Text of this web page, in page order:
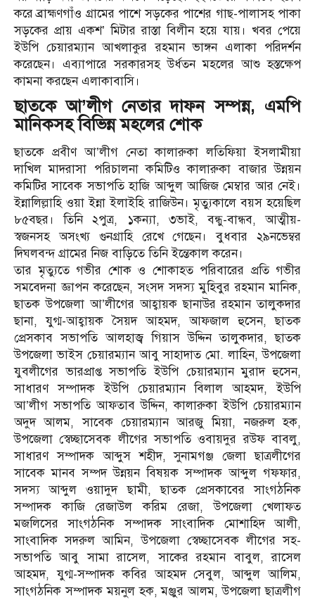
করে ব্রাহ্মণগাঁও গ্রামের পাশে সড়কের পাশের গাছ-পালাসহ পাকা
সড়কের প্রায় একশ’ মিটার রাস্তা বিলীন হয়ে যায়। খবর পেয়ে
ইউপি চেয়ারম্যান আখলাকুর রহমান ভাঙ্গন এলাকা পরিদর্শন
করেছেন। এব্যাপারে সরকারসহ উর্ধতন মহলের আশু হস্তক্ষেপ
কামনা করছেন এলাকাবাসি।
ছাতকে আ’লীগ নেতার দাফন সম্পন্ন, এমপি
মানিকসহ বিভিন্ন মহলের শোক
ছাতকে প্রবীণ আ’লীগ নেতা কালারুকা লতিফিয়া ইসলামীয়া
দাখিল মাদরাসা পরিচালনা কমিটিও কালারুকা বাজার উন্নয়ন
কমিটির সাবেক সভাপতি হাজি আব্দুল আজিজ মেম্বার আর নেই।
ইন্নালিল্লাহি ওয়া ইন্না ইলাইহি রাজিউন। মৃত্যুকালে বয়স হয়েছিল
৮৫বছর। তিনি ২পুত্র, ১কন্যা, ৩ভাই, বন্ধু-বান্ধব, আত্মীয়-
স্বজনসহ অসংখ্য গুনগ্রাহি রেখে গেছেন। বুধবার ২৯নভেম্বর
দিঘলবন্দ গ্রামের নিজ বাড়িতে তিনি ইন্তেকাল করেন।
তার মৃত্যুতে গভীর শোক ও শোকাহত পরিবারের প্রতি গভীর
সমবেদনা জ্ঞাপন করেছেন, সংসদ সদস্য মুহিবুর রহমান মানিক,
ছাতক উপজেলা আ’লীগের আহ্বায়ক ছানাউর রহমান তালুকদার
ছানা, যুগ্ম-আহ্বায়ক সৈয়দ আহমদ, আফজাল হুসেন, ছাতক
প্রেসকাব সভাপতি আলহাজ্ব গিয়াস উদ্দিন তালুকদার, ছাতক
উপজেলা ভাইস চেয়ারম্যান আবু সাহাদাত মো. লাহিন, উপজেলা
যুবলীগের ভারপ্রাপ্ত সভাপতি ইউপি চেয়ারম্যান মুরাদ হুসেন,
সাধারণ সম্পাদক ইউপি চেয়ারম্যান বিলাল আহমদ, ইউপি
আ’লীগ সভাপতি আফতাব উদ্দিন, কালারুকা ইউপি চেয়ারম্যান
অদুদ আলম, সাবেক চেয়ারম্যান আরজু মিয়া, নজরুল হক,
উপজেলা স্বেচ্ছাসেবক লীগের সভাপতি ওবায়দুর রউফ বাবলু,
সাধারণ সম্পাদক আব্দুস শহীদ, সুনামগঞ্জ জেলা ছাত্রলীগের
সাবেক মানব সম্পদ উন্নয়ন বিষয়ক সম্পাদক আব্দুল গফফার,
সদস্য আব্দুল ওয়াদুদ ছামী, ছাতক প্রেসকাবের সাংগঠনিক
সম্পাদক কাজি রেজাউল করিম রেজা, উপজেলা খেলাফত
মজলিসের সাংগঠনিক সম্পাদক সাংবাদিক মোশাহিদ আলী,
সাংবাদিক সদরুল আমিন, উপজেলা স্বেচ্ছাসেবক লীগের সহ-
সভাপতি আবু সামা রাসেল, সাকের রহমান বাবুল, রাসেল
আহমদ, যুগ্ম-সম্পাদক কবির আহমদ সেবুল, আব্দুল আলিম,
সাংগঠনিক সম্পাদক ময়নুল হক, মঞ্জুর আলম, উপজেলা ছাত্রলীগ